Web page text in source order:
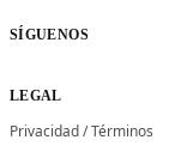
SÍGUENOS
LEGAL
Privacidad/Términos